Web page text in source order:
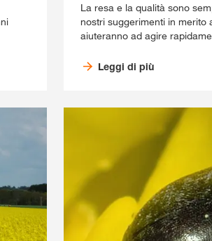
La resa e la qualità sono
nostri suggerimenti in merito
aiuteranno ad agire
Leggi di più